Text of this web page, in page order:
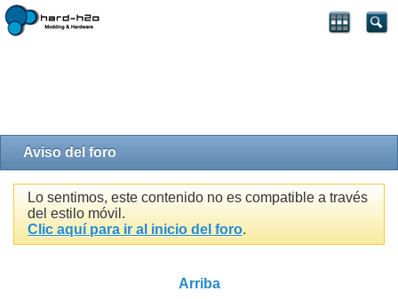
Aviso del foro
Lo sentimos, este contenido no es compatible a través
del estilo móvil.
Clic aquí para ir al inicio del foro.
Arriba